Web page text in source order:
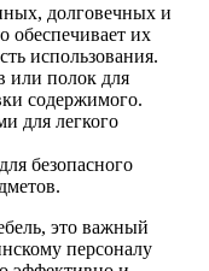
долговечных и
обеспечивает их
использования.
или полок для
содержимого.
для легкого
безопасного
это важный
персоналу